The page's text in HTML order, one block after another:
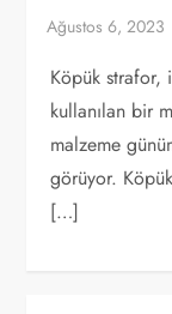
Köpük strafor,
kullanılan bir
malzeme
görüyor.
[…]